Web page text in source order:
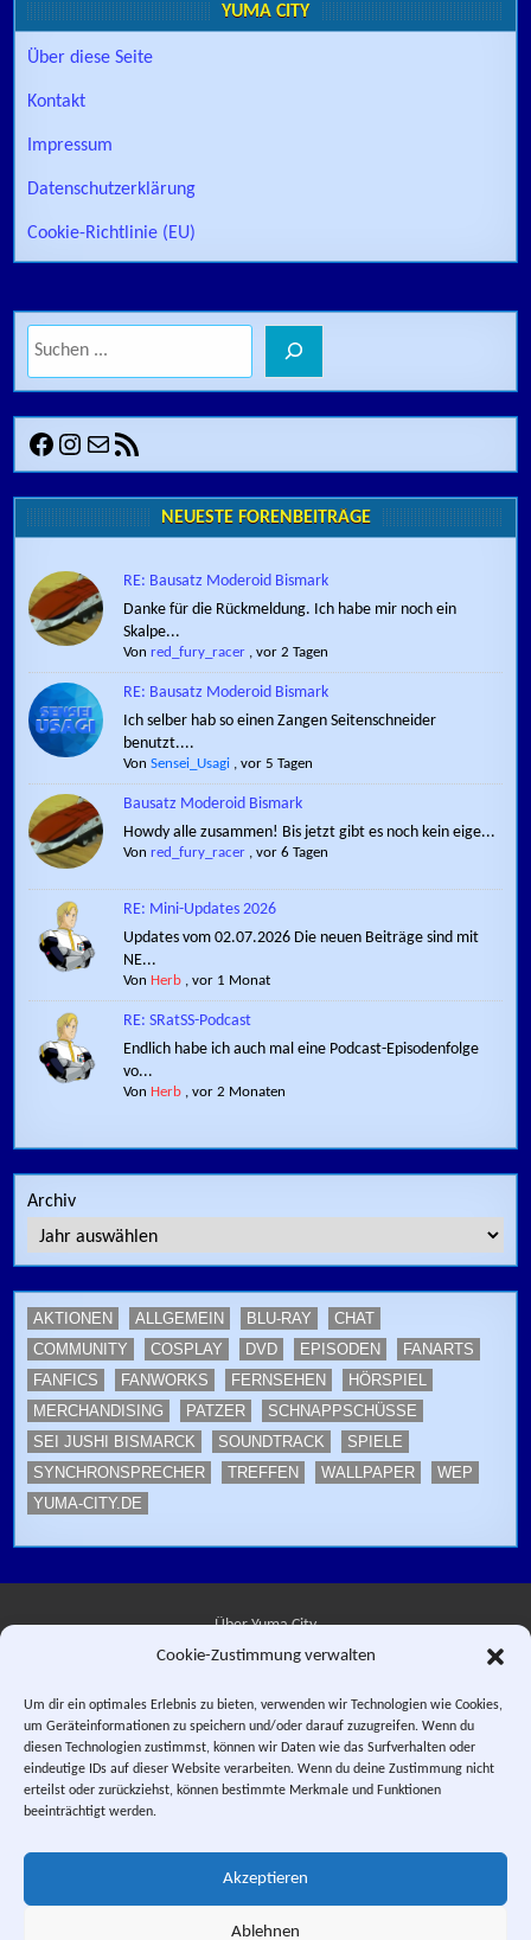
Cookie-Zustimmung verwalten
Um dir ein optimales Erlebnis zu bieten, verwenden wir Technologien wie Cookies,
um Geräteinformationen zu speichern und/oder darauf zuzugreifen. Wenn du
diesen Technologien zustimmst, können wir Daten wie das Surfverhalten oder
eindeutige IDs auf dieser Website verarbeiten. Wenn du deine Zustimmung nicht
erteilst oder zurückziehst, können bestimmte Merkmale und Funktionen
beeinträchtigt werden.
Akzeptieren
Ablehnen
YUMA CITY
Über diese Seite
Kontakt
Impressum
Datenschutzerklärung
Cookie-Richtlinie (EU)
Facebook
Instagram
E-MailRSS-Feed
NEUESTE FORENBEITRÄGE
RE: Bausatz Moderoid Bismark
Danke für die Rückmeldung. Ich habe mir noch ein
Skalpe...
Vonred_fury_racer ,vor 2 Tagen
RE: Bausatz Moderoid Bismark
Ich selber hab so einen Zangen Seitenschneider
benutzt....
VonSensei_Usagi ,vor 5 Tagen
Bausatz Moderoid Bismark
Howdy alle zusammen! Bis jetzt gibt es noch kein eige...
Vonred_fury_racer ,vor 6 Tagen
RE: Mini-Updates 2026
Updates vom 02.07.2026 Die neuen Beiträge sind mit
NE...
Von Herb ,vor 1 Monat
RE: SRatSS-Podcast
Endlich habe ich auch mal eine Podcast-Episodenfolge
vo...
Von Herb ,vor 2 Monaten
Archiv
AKTIONEN ALLGEMEIN BLU-RAY
CHAT
COMMUNITY
COSPLAY DVD EPISODEN
FANARTS
FANFICS
FANWORKS FERNSEHEN
HÖRSPIEL
MERCHANDISING
PATZER
SCHNAPPSCHÜSSE
SEI JUSHI BISMARCK
SOUNDTRACK
SPIELE
SYNCHRONSPRECHER
TREFFEN WALLPAPER
WEP
YUMA-CITY.DE
Über Yuma City
Datenschutzerklärung
Impressum
Instagram
E-Mail
RSS-Feed
Bismarck" © 1984 PIERROT.